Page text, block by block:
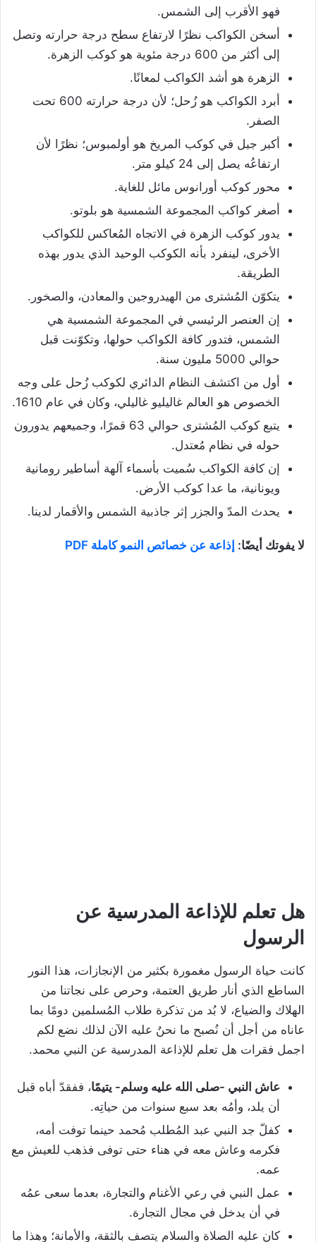
فهو الأقرب إلى الشمس.
أسخن الكواكب نظرًا لارتفاع سطح درجة حرارته وتصل
إلى أكثر من 600 درجة مئوية هو كوكب الزهرة.
الزهرة هو أشد الكواكب لمعانًا.
أبرد الكواكب هو زُحل؛ لأن درجة حرارته 600 تحت
الصفر.
أكبر جبل في كوكب المريخ هو أولمبوس؛ نظرًا لأن
ارتفاعُه يصل إلى 24 كيلو متر.
محور كوكب أورانوس مائل للغاية.
أصغر كواكب المجموعة الشمسية هو بلوتو.
يدور كوكب الزهرة في الاتجاه المُعاكس للكواكب
الأخرى، لينفرد بأنه الكوكب الوحيد الذي يدور بهذه
الطريقة.
يتكوّن المُشترى من الهيدروجين والمعادن، والصخور.
إن العنصر الرئيسي في المجموعة الشمسية هي
الشمس، فتدور كافة الكواكب حولها، وتكوّنت قبل
حوالي 5000 مليون سنة.
أول من اكتشف النظام الدائري لكوكب زُحل على وجه
الخصوص هو العالم غاليليو غاليلي، وكان في عام 1610.
يتبع كوكب المُشترى حوالي 63 قمرًا، وجميعهم يدورون
حوله في نظام مُعتدل.
إن كافة الكواكب سُميت بأسماء آلهة أساطير رومانية
ويونانية، ما عدا كوكب الأرض.
يحدث المدّ والجزر إثر جاذبية الشمس والأقمار لدينا.
لا يفوتك أيضًا: إذاعة عن خصائص النمو كاملة PDF
هل تعلم للإذاعة المدرسية عن
الرسول
كانت حياة الرسول مغمورة بكثير من الإنجازات، هذا النور
الساطع الذي أنار طريق العتمة، وحرص على نجاتنا من
الهلاك والضياع، لا بُد من تذكرة طلاب المُسلمين دومًا بما
عاناه من أجل أن نُصبح ما نحنُ عليه الآن لذلك نضع لكم
اجمل فقرات هل تعلم للإذاعة المدرسية عن النبي محمد.
عاش النبي -صلى الله عليه وسلم- يتيمًا، ففقدّ أباه قبل
أن يلد، وأمُه بعد سبع سنوات من حياتِه.
كفلّ جد النبي عبد المُطلب مُحمد حينما توفت أمه،
فكرمه وعاش معه في هناء حتى توفى فذهب للعيش مع
عمه.
عمل النبي في رعي الأغنام والتجارة، بعدما سعى عمُه
في أن يدخل في مجال التجارة.
كان عليه الصلاة والسلام يتصف بالثقة، والأمانة؛ وهذا ما